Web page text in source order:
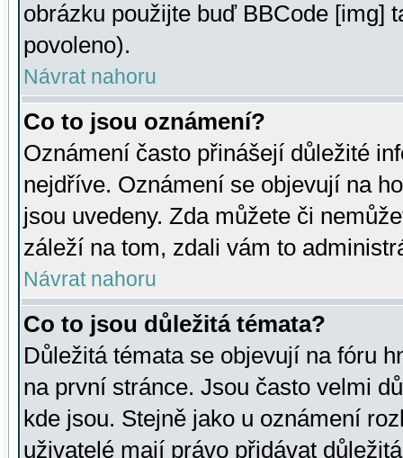
obrázku použijte buď BBCode [img]
povoleno).
Návrat nahoru
Co to jsou oznámení?
Oznámení často přinášejí důležité
nejdříve. Oznámení se objevují na
jsou uvedeny. Zda můžete či
záleží na tom, zdali vám to
Návrat nahoru
Co to jsou důležitá témata?
Důležitá témata se objevují na fóru
na první stránce. Jsou často velmi
kde jsou. Stejně jako u oznámení
uživatelé mají právo přidávat